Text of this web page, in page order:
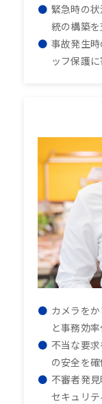
緊急時の
統の構築を
事故発生
ッフ保護に
カメラを
と事務効率
不当な要
の安全を確
不審者発
セキュリテ